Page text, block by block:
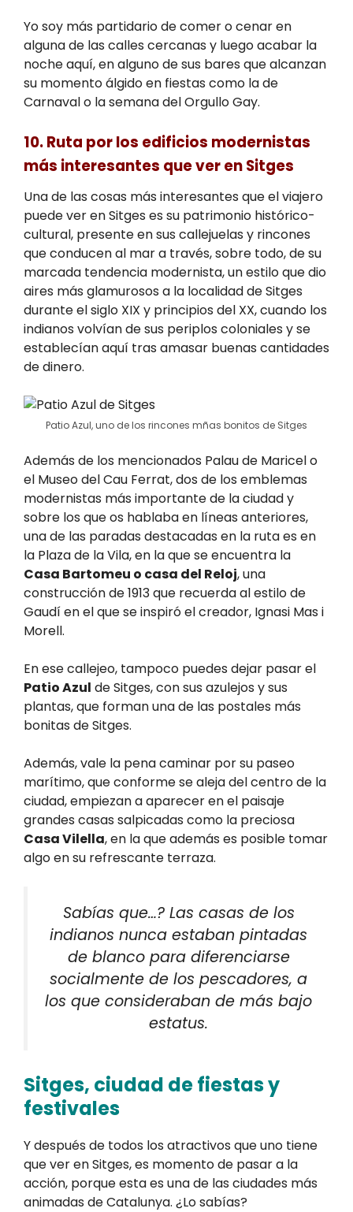
Yo soy más partidario de comer o cenar en
alguna de las calles cercanas y luego acabar la
noche aquí, en alguno de sus bares que alcanzan
su momento álgido en fiestas como la de
Carnaval o la semana del Orgullo Gay.
10. Ruta por los edificios modernistas
más interesantes que ver en Sitges
Una de las cosas más interesantes que el viajero
puede ver en Sitges es su patrimonio histórico-
cultural, presente en sus callejuelas y rincones
que conducen al mar a través, sobre todo, de su
marcada tendencia modernista, un estilo que dio
aires más glamurosos a la localidad de Sitges
durante el siglo XIX y principios del XX, cuando los
indianos volvían de sus periplos coloniales y se
establecían aquí tras amasar buenas cantidades
de dinero.
Patio Azul, uno de los rincones mñas bonitos de Sitges
Además de los mencionados Palau de Maricel o
el Museo del Cau Ferrat, dos de los emblemas
modernistas más importante de la ciudad y
sobre los que os hablaba en líneas anteriores,
una de las paradas destacadas en la ruta es en
la Plaza de la Vila, en la que se encuentra la
Casa Bartomeu o casa del Reloj, una
construcción de 1913 que recuerda al estilo de
Gaudí en el que se inspiró el creador, Ignasi Mas i
Morell.
En ese callejeo, tampoco puedes dejar pasar el
Patio Azul de Sitges, con sus azulejos y sus
plantas, que forman una de las postales más
bonitas de Sitges.
Además, vale la pena caminar por su paseo
marítimo, que conforme se aleja del centro de la
ciudad, empiezan a aparecer en el paisaje
grandes casas salpicadas como la preciosa
Casa Vilella, en la que además es posible tomar
algo en su refrescante terraza.
Sabías que…? Las casas de los
indianos nunca estaban pintadas
de blanco para diferenciarse
socialmente de los pescadores, a
los que consideraban de más bajo
estatus.
Sitges, ciudad de fiestas y
festivales
Y después de todos los atractivos que uno tiene
que ver en Sitges, es momento de pasar a la
acción, porque esta es una de las ciudades más
animadas de Catalunya. ¿Lo sabías?